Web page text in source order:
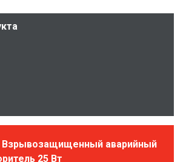
Взрывозащищенный аварийный
25 Вт